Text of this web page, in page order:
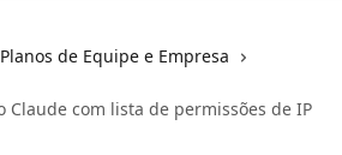
Planos de Equipe e Empresa
Claude com lista de permissões de IP